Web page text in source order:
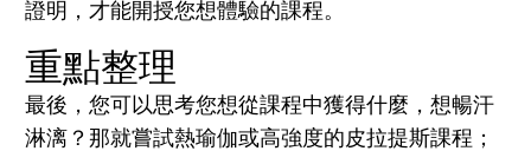
證明，才能開授您想體驗的課程。
重點整理
最後，您可以思考您想從課程中獲得什麼，想暢汗
淋漓？那就嘗試熱瑜伽或高強度的皮拉提斯課程；